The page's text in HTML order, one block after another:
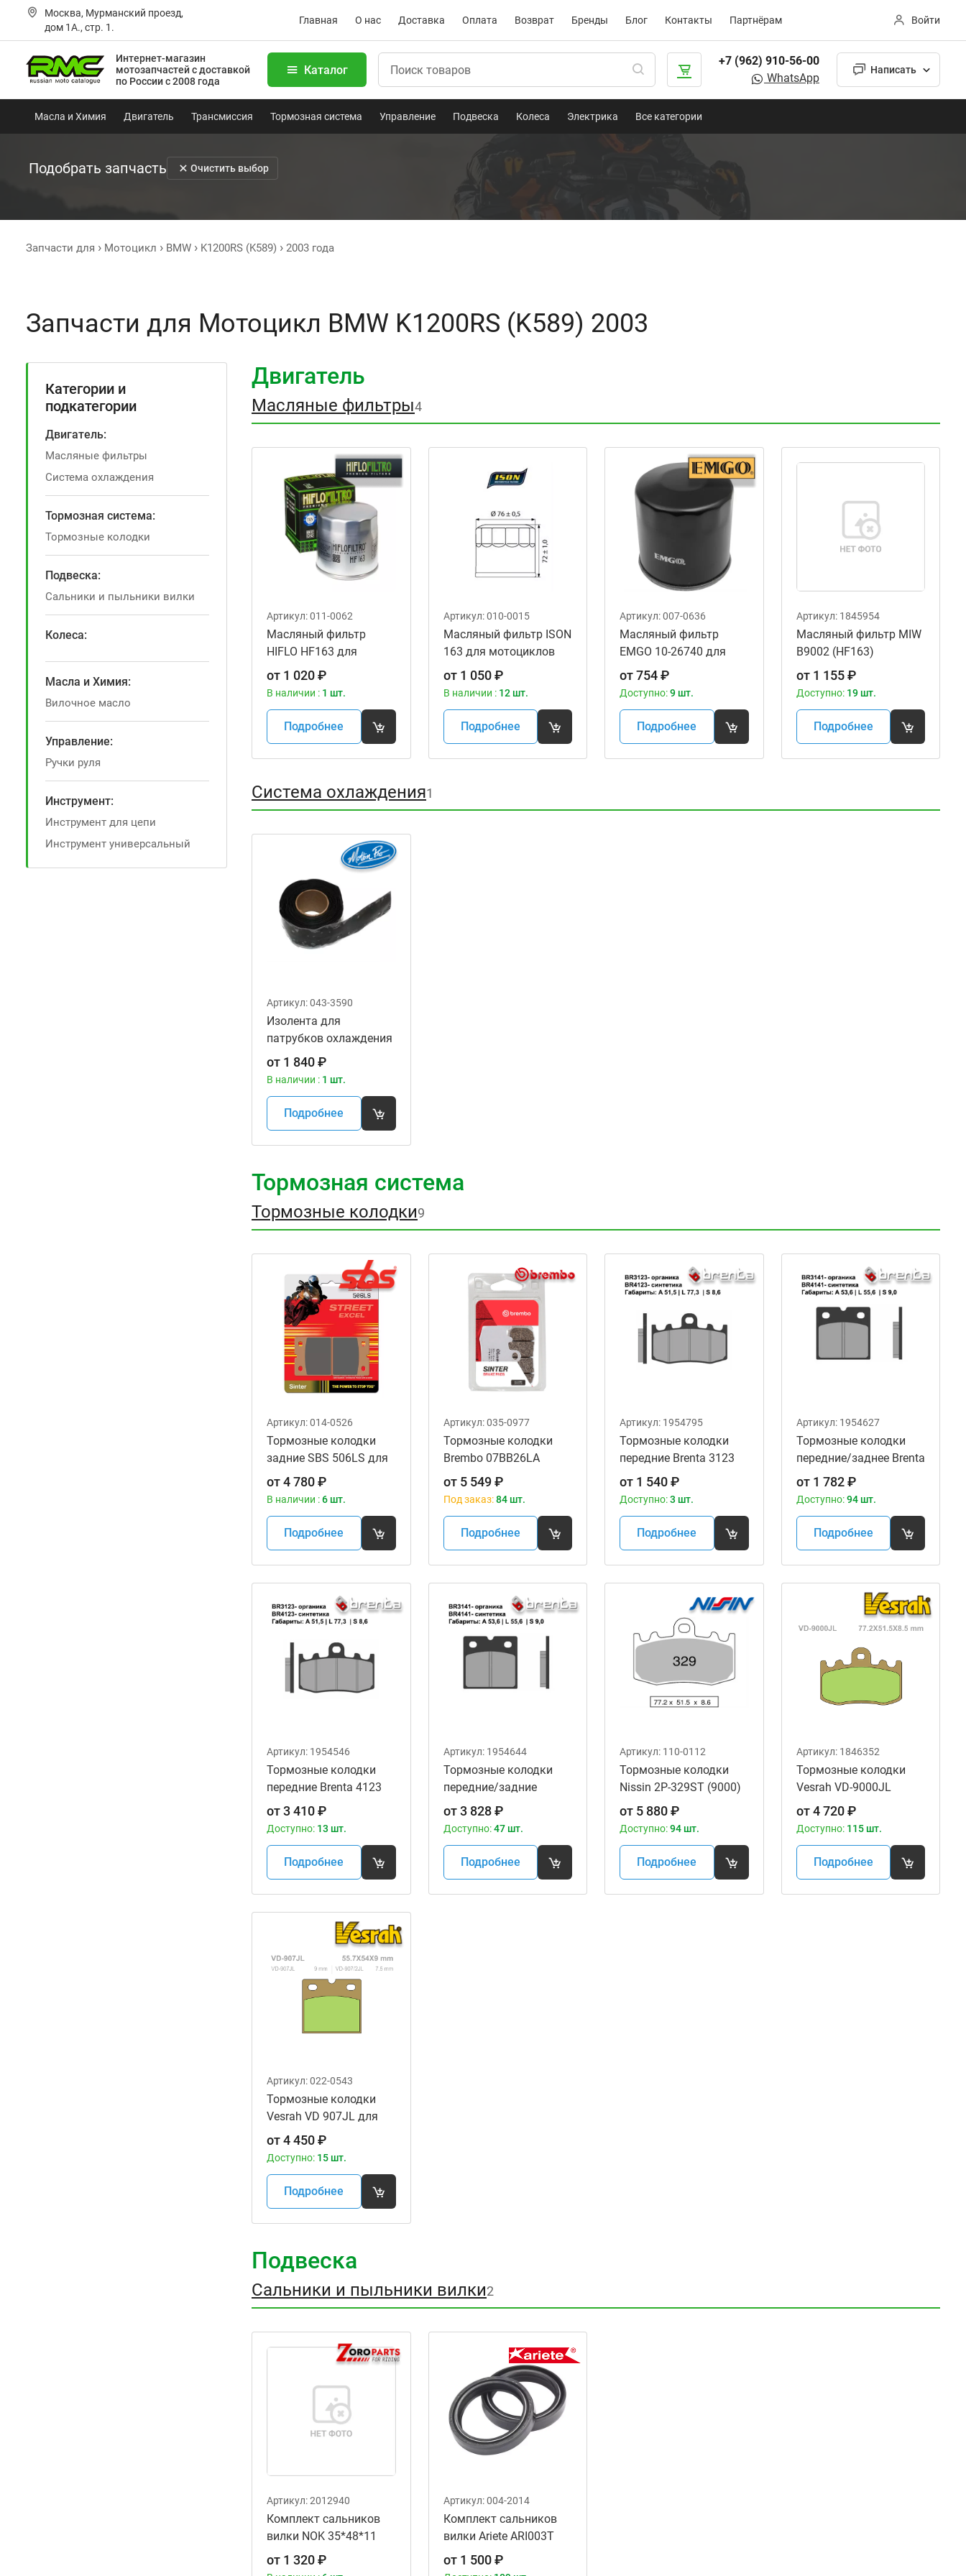
Москва, Мурманский проезд,
дом 1А., стр. 1.
Главная О нас Доставка Оплата Возврат Бренды Блог Контакты Партнёрам Войти
Интернет-магазин
мотозапчастейс доставкой
по России с 2008 года
Каталог
+7 (962) 910-56-00
WhatsApp
Написать
Масла и Химия Двигатель Трансмиссия Тормозная система Управление Подвеска Колеса Электрика Все категории
Подобрать запчасть Очистить выбор
Запчасти для Мотоцикл BMW K1200RS (K589) 2003 года
Запчасти для Мотоцикл BMW K1200RS (K589) 2003
Категории и
подкатегории
Двигатель:
Масляные фильтры
Система охлаждения
Тормозная система:
Тормозные колодки
Подвеска:
Сальники и пыльники вилки
Колеса:
Масла и Химия:
Вилочное масло
Управление:
Ручки руля
Инструмент:
Инструмент для цепи
Инструмент универсальный
Двигатель
Масляные фильтры4
Артикул:011-0062
Масляный фильтр
HIFLO HF163 для
мотоциклов
от 1 020₽
В наличии : 1 шт.
Подробнее
Артикул:010-0015
Масляный фильтр ISON
163 для мотоциклов
от 1 050₽
В наличии : 12 шт.
Подробнее
Артикул:007-0636
Масляный фильтр
EMGO 10-26740 для
мотоцикла
от754₽
Доступно:9 шт.
Подробнее
Артикул: 1845954
Масляный фильтр MIW
B9002 (HF163)
от 1 155₽
Доступно: 19 шт.
Подробнее
Система охлаждения1
Артикул:043-3590
Изолента для
патрубков охлаждения
MOTION PRO 11-0084
от 1 840₽
В наличии : 1 шт.
Подробнее
Тормозная система
Тормозные колодки9
Артикул:014-0526
Тормозные колодки
задние SBS 506LS для
мотоциклов
от4 780₽
В наличии :6 шт.
Подробнее
Артикул:035-0977
Тормозные колодки
Brembo 07BB26LA
от 5 549₽
Под заказ:84 шт.
Подробнее
Артикул: 1954795
Тормозные колодки
передние Brenta 3123
Organic
от 1 540₽
Доступно:3 шт.
Подробнее
Артикул: 1954627
Тормозные колодки
передние/заднее Brenta
3141 Organic
от 1 782₽
Доступно:94 шт.
Подробнее
Артикул: 1954546
Тормозные колодки
передние Brenta 4123
Sintered
от3 410₽
Доступно: 13 шт.
Подробнее
Артикул: 1954644
Тормозные колодки
передние/задние
Brenta 4141 Sintered
от3 828₽
Доступно:47 шт.
Подробнее
Артикул: 110-0112
Тормозные колодки
Nissin 2P-329ST (9000)
bmw
от 5 880₽
Доступно:94 шт.
Подробнее
Артикул: 1846352
Тормозные колодки
Vesrah VD-9000JL
от4 720₽
Доступно: 115 шт.
Подробнее
Артикул:022-0543
Тормозные колодки
Vesrah VD 907JL для
мотоциклов
от4 450₽
Доступно: 15 шт.
Подробнее
Подвеска
Сальники и пыльники вилки2
Артикул:2012940
Комплект сальников
вилки NOK 35*48*11
Zoro Parts 55-108
ARI.003T
от 1 320₽
Артикул:004-2014
Комплект сальников
вилки Ariete ARI003T
для мотоцикла, размер
35х48х11 мм
от 1 500₽